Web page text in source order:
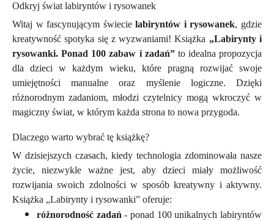
Odkryj świat labiryntów i rysowanek
Witaj w fascynującym świecielabiryntów i rysowanek, gdzie
kreatywność spotyka się z wyzwaniami! Książka „Labirynty i
rysowanki. Ponad 100 zabaw i zadań”to idealna propozycja
dla dzieci w każdym wieku, które pragną rozwijać swoje
umiejętności manualne oraz myślenie logiczne. Dzięki
różnorodnym zadaniom, młodzi czytelnicy mogą wkroczyć w
magiczny świat, w którym każda strona to nowa przygoda.
Dlaczego warto wybrać tę książkę?
W dzisiejszych czasach, kiedy technologia zdominowała nasze
życie, niezwykle ważne jest, aby dzieci miały możliwość
rozwijania swoich zdolności w sposób kreatywny i aktywny.
Książka „Labirynty i rysowanki” oferuje:
różnorodność zadań - ponad 100 unikalnych labiryntów